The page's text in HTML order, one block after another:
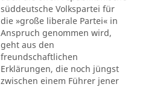
süddeutsche Volkspartei für
die »große liberale Partei« in
Anspruch genommen wird,
geht aus den
freundschaftlichen
Erklärungen, die noch jüngst
zwischen einem Führer jener